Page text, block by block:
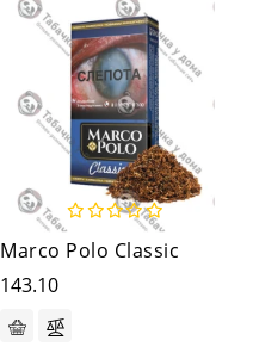
Marco Polo Classic
143.10